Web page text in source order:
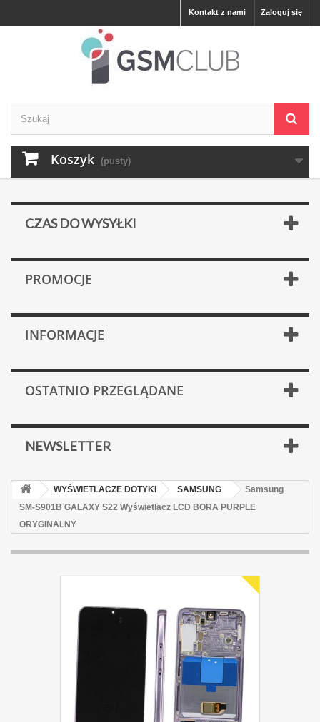
Zaloguj się
Kontakt z nami
Koszyk (pusty)
CZAS DO WYSYŁKI
PROMOCJE
INFORMACJE
OSTATNIO PRZEGLĄDANE
NEWSLETTER
WYŚWIETLACZE DOTYKI SAMSUNG
Samsung
SM-S901B GALAXY S22 Wyświetlacz LCD BORA PURPLE
ORYGINALNY